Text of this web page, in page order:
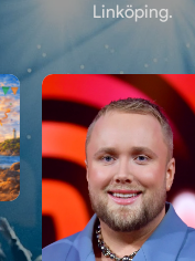
Linköping.